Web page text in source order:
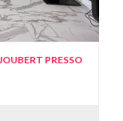
PRESSO